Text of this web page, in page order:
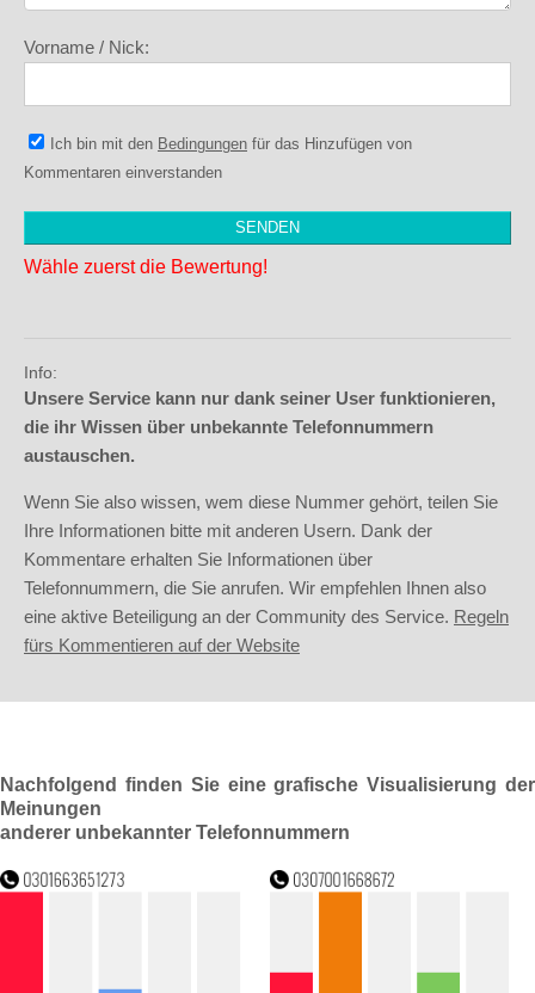
Vorname / Nick:
Ich bin mit den Bedingungen für das Hinzufügen von
Kommentaren einverstanden
Wähle zuerst die Bewertung!
Info:
Unsere Service kann nur dank seiner User funktionieren,
die ihr Wissen über unbekannte Telefonnummern
austauschen.
Wenn Sie also wissen, wem diese Nummer gehört, teilen Sie
Ihre Informationen bitte mit anderen Usern. Dank der
Kommentare erhalten Sie Informationen über
Telefonnummern, die Sie anrufen. Wir empfehlen Ihnen also
eine aktive Beteiligung an der Community des Service. Regeln
fürs Kommentieren auf der Website
Nachfolgend finden Sie eine grafische Visualisierung der
Meinungen
anderer unbekannter Telefonnummern